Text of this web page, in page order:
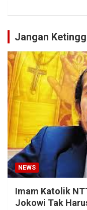
Jangan
NEWS
Imam Katolik
Jokowi Tak